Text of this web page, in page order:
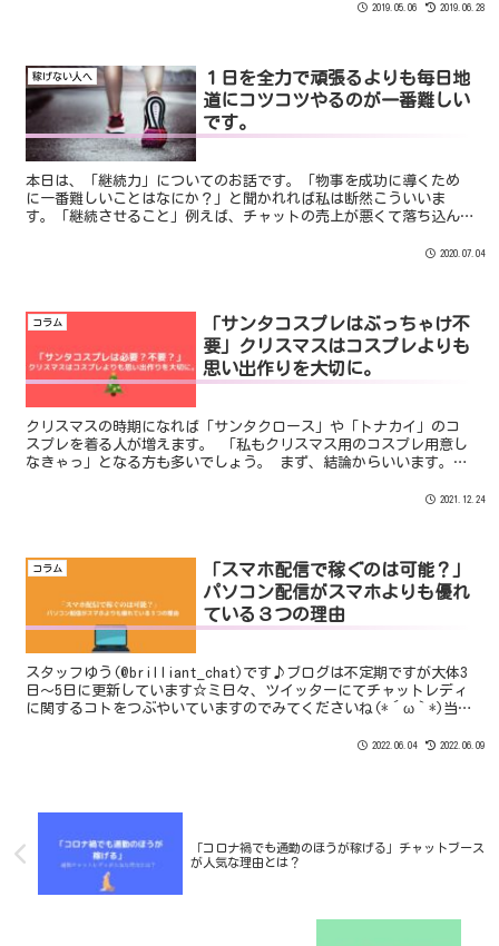
2019.05.06 2019.06.28
稼げない人へ
１日を全力で頑張るよりも毎日地
道にコツコツやるのが一番難しい
です。
本日は、「継続力」についてのお話です。「物事を成功に導くため
に一番難しいことはなにか？」と聞かれれば私は断然こういいま
す。「継続させること」例えば、チャットの売上が悪くて落ち込ん
2020.07.04
コラム
「サンタコスプレはぶっちゃけ不
要」クリスマスはコスプレよりも
思い出作りを大切に。
クリスマスの時期になれば「サンタクロース」や「トナカイ」のコ
スプレを着る人が増えます。 「私もクリスマス用のコスプレ用意し
なきゃっ」となる方も多いでしょう。 まず、結論からいいます。
2021.12.24
コラム
「スマホ配信で稼ぐのは可能？」
パソコン配信がスマホよりも優れ
ている３つの理由
スタッフゆう(@brilliant_chat)です♪ブログは不定期ですが大体3
日～5日に更新しています☆ミ日々、ツイッターにてチャットレディ
に関するコトをつぶやいていますのでみてくださいね(*´ω｀*)当社
2022.06.04 2022.06.09
「コロナ禍でも通勤のほうが稼げる」チャットブース
が人気な理由とは？